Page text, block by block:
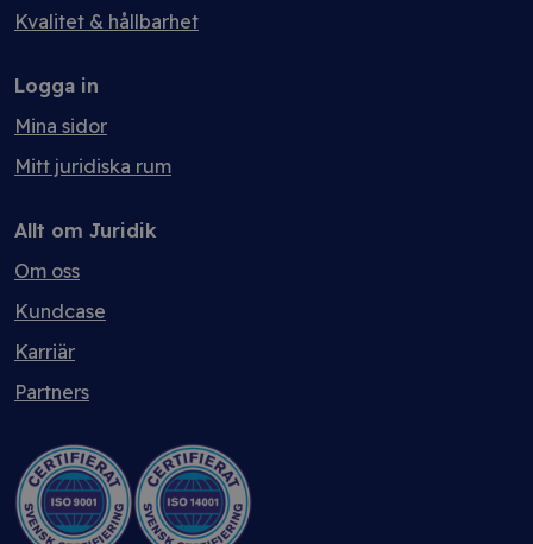
Kvalitet & hållbarhet
Logga in
Mina sidor
Mitt juridiska rum
Allt om Juridik
Om oss
Kundcase
Karriär
Partners